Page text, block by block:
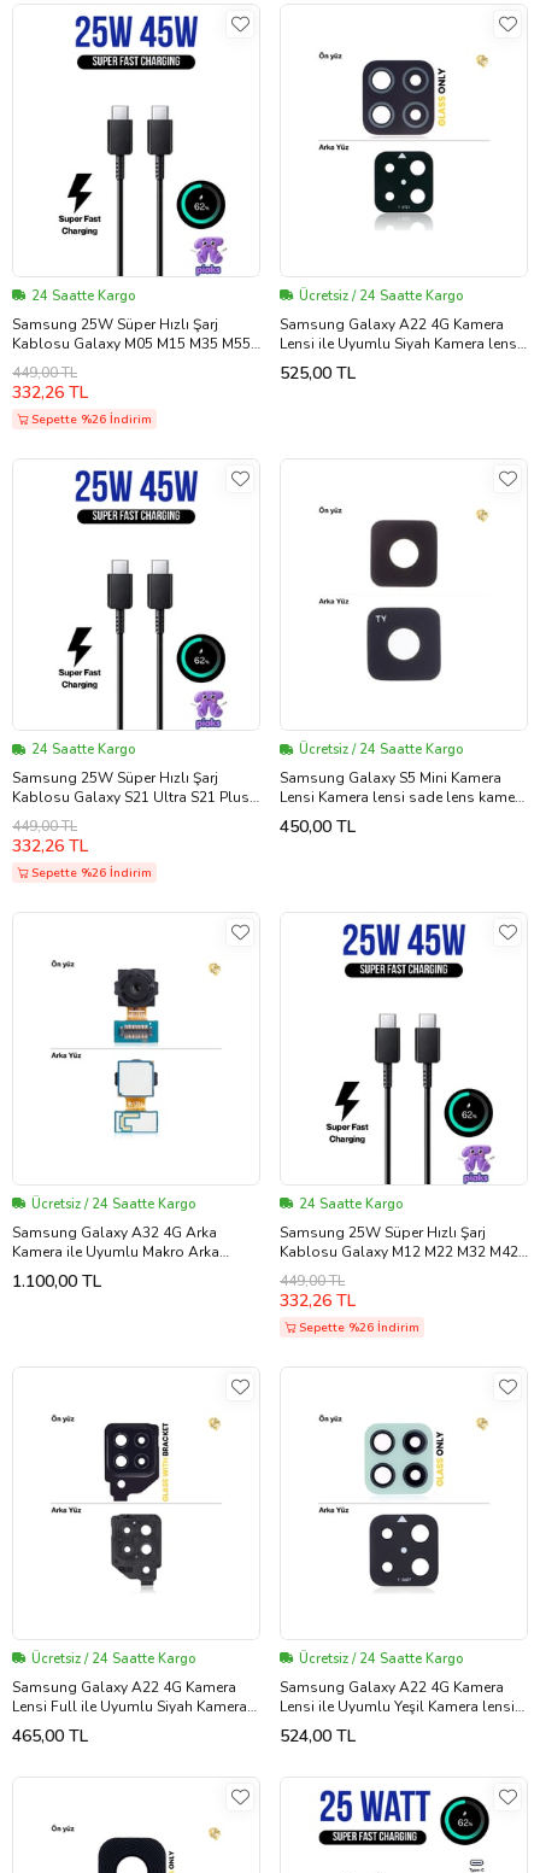
24 Saatte Kargo
Samsung 25W Süper Hızlı Şarj
Kablosu Galaxy M05 M15 M35 M55
M14 M34 Uyumlu Type-C To Type-C
Fast Charge 25 Watt 5A Şarj
Kablosu
449,00 TL
332,26 TL
Sepette %26 İndirim
Ücretsiz / 24 Saatte Kargo
Samsung Galaxy A22 4G Kamera
Lensi ile Uyumlu Siyah Kamera lensi
sade lens kamera camı kamera
merceği
525,00 TL
24 Saatte Kargo
Samsung 25W Süper Hızlı Şarj
Kablosu Galaxy S21 Ultra S21 Plus
S20 FE Uyumlu Type-C To Type-C
Fast Charge 25 Watt 5A Şarj
Kablosu
449,00 TL
332,26 TL
Sepette %26 İndirim
Ücretsiz / 24 Saatte Kargo
Samsung Galaxy S5 Mini Kamera
Lensi Kamera lensi sade lens kamera
camı kamera merceği
450,00 TL
Ücretsiz / 24 Saatte Kargo
Samsung Galaxy A32 4G Arka
Kamera ile Uyumlu Makro Arka
kamera büyük kamera ana kamera
sensörü
1.100,00 TL
24 Saatte Kargo
Samsung 25W Süper Hızlı Şarj
Kablosu Galaxy M12 M22 M32 M42
M52 M53 Uyumlu Type-C To Type-C
Fast Charge 25 Watt 5A Şarj
Kablosu
449,00 TL
332,26 TL
Sepette %26 İndirim
Ücretsiz / 24 Saatte Kargo
Samsung Galaxy A22 4G Kamera
Lensi Full ile Uyumlu Siyah Kamera
lensi sade lens kamera camı kamera
merceği
465,00 TL
Ücretsiz / 24 Saatte Kargo
Samsung Galaxy A22 4G Kamera
Lensi ile Uyumlu Yeşil Kamera lensi
sade lens kamera camı kamera
merceği
524,00 TL